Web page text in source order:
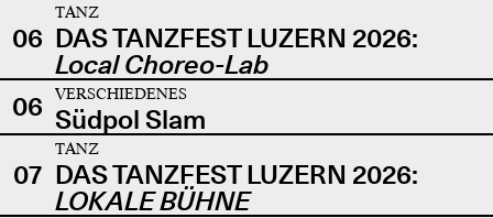
06
TANZ
DAS TANZFEST LUZERN 2026:
Local Choreo-Lab
06
VERSCHIEDENES
Südpol Slam
07
TANZ
DAS TANZFEST LUZERN 2026:
LOKALE BÜHNE